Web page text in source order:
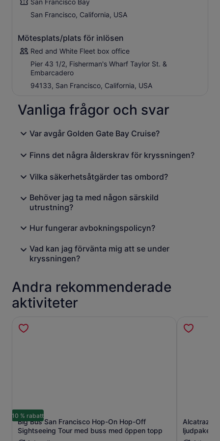
beskåda det före detta federala fängelset, där
beryktade fångar som Al Capone en gång satt
njuta av den vidsträckta utsikten över San Franciscos
silhuett och Bay Bridge i fjärran.
Vår prisbelönta ljudberättelse väcker San Francisco-
buktens historia, arkitektur, legender och natur till liv.
Engelsk berättarröst sänds över hela fartyget, och
ytterligare 15 språk.
Koppla av i de bekväma sittgrupperna inomhus eller gå
och ta minnesvärda foton. Med mer än 130 års
känner till dessa vatten eller berättar deras historier på
San Francisco Bay
San Francisco, California, USA
Mötesplats/plats för inlösen
Red and White Fleet box office
Pier 43 1/2, Fisherman's Wharf Taylor St. &
Embarcadero
94133, San Francisco, California, USA
Vanliga frågor och svar
Var avgår Golden Gate Bay Cruise?
Finns det några ålderskrav för kryssningen?
Vilka säkerhetsåtgärder tas ombord?
Behöver jag ta med någon särskild
utrustning?
Hur fungerar avbokningspolicyn?
Vad kan jag förvänta mig att se under
kryssningen?
Andra rekommenderade
aktiviteter
10 % rabatt
Big Bus San Francisco Hop-On Hop-Off
Sightseeing Tour med buss med öppen topp
Öppnas i ny flik
Alcatraz
ljudpaket